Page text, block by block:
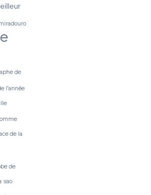
de
l’année
de la
de
sao